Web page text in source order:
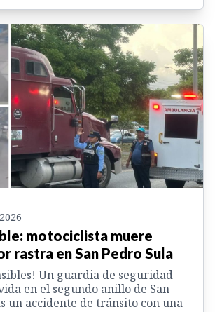
motociclista muere
rastra en San Pedro Sula
Un guardia de seguridad
en el segundo anillo de San
un accidente de tránsito con una